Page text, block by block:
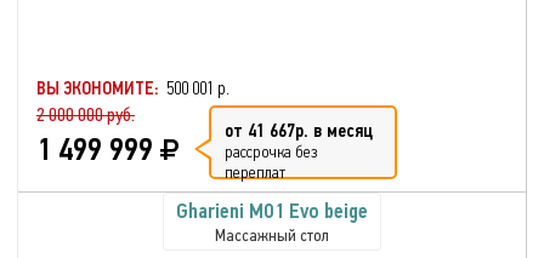
ВЫ ЭКОНОМИТЕ: 500 001 р.
2 000 000 руб.
1 499 999 от 41 667р. в месяц
рассрочка без
переплат
Gharieni MO1 Evo beige
Массажный стол